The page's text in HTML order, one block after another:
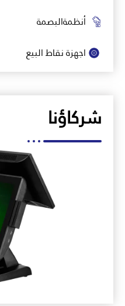
أنظمةالبصمة
اجهزة نقاط البيع
شركاؤنا